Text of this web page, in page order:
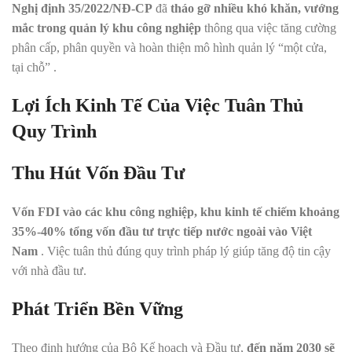
Nghị định 35/2022/NĐ-CP đã tháo gỡ nhiều khó khăn, vướng
mắc trong quản lý khu công nghiệp thông qua việc tăng cường
phân cấp, phân quyền và hoàn thiện mô hình quản lý “một cửa,
tại chỗ” .
Lợi Ích Kinh Tế Của Việc Tuân Thủ
Quy Trình
Thu Hút Vốn Đầu Tư
Vốn FDI vào các khu công nghiệp, khu kinh tế chiếm khoảng
35%-40% tổng vốn đầu tư trực tiếp nước ngoài vào Việt
Nam . Việc tuân thủ đúng quy trình pháp lý giúp tăng độ tin cậy
với nhà đầu tư.
Phát Triển Bền Vững
Theo định hướng của Bộ Kế hoạch và Đầu tư, đến năm 2030 sẽ